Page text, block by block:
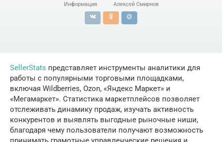
Информация
Алексей Смирнов
SellerStats представляет инструменты аналитики для
работы с популярными торговыми площадками,
включая Wildberries, Ozon, «Яндекс Маркет» и
«Мегамаркет». Статистика маркетплейсов позволяет
отслеживать динамику продаж, изучать активность
конкурентов и выявлять выгодные рыночные ниши,
благодаря чему пользователи получают возможность